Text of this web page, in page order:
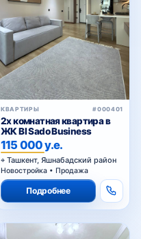
КВАРТИРЫ #000401
2х комнатная квартира в
ЖК BI Sado Business
115 000 у.е.
Ташкент, Яшнабадский район
Новостройка • Продажа
Подробнее